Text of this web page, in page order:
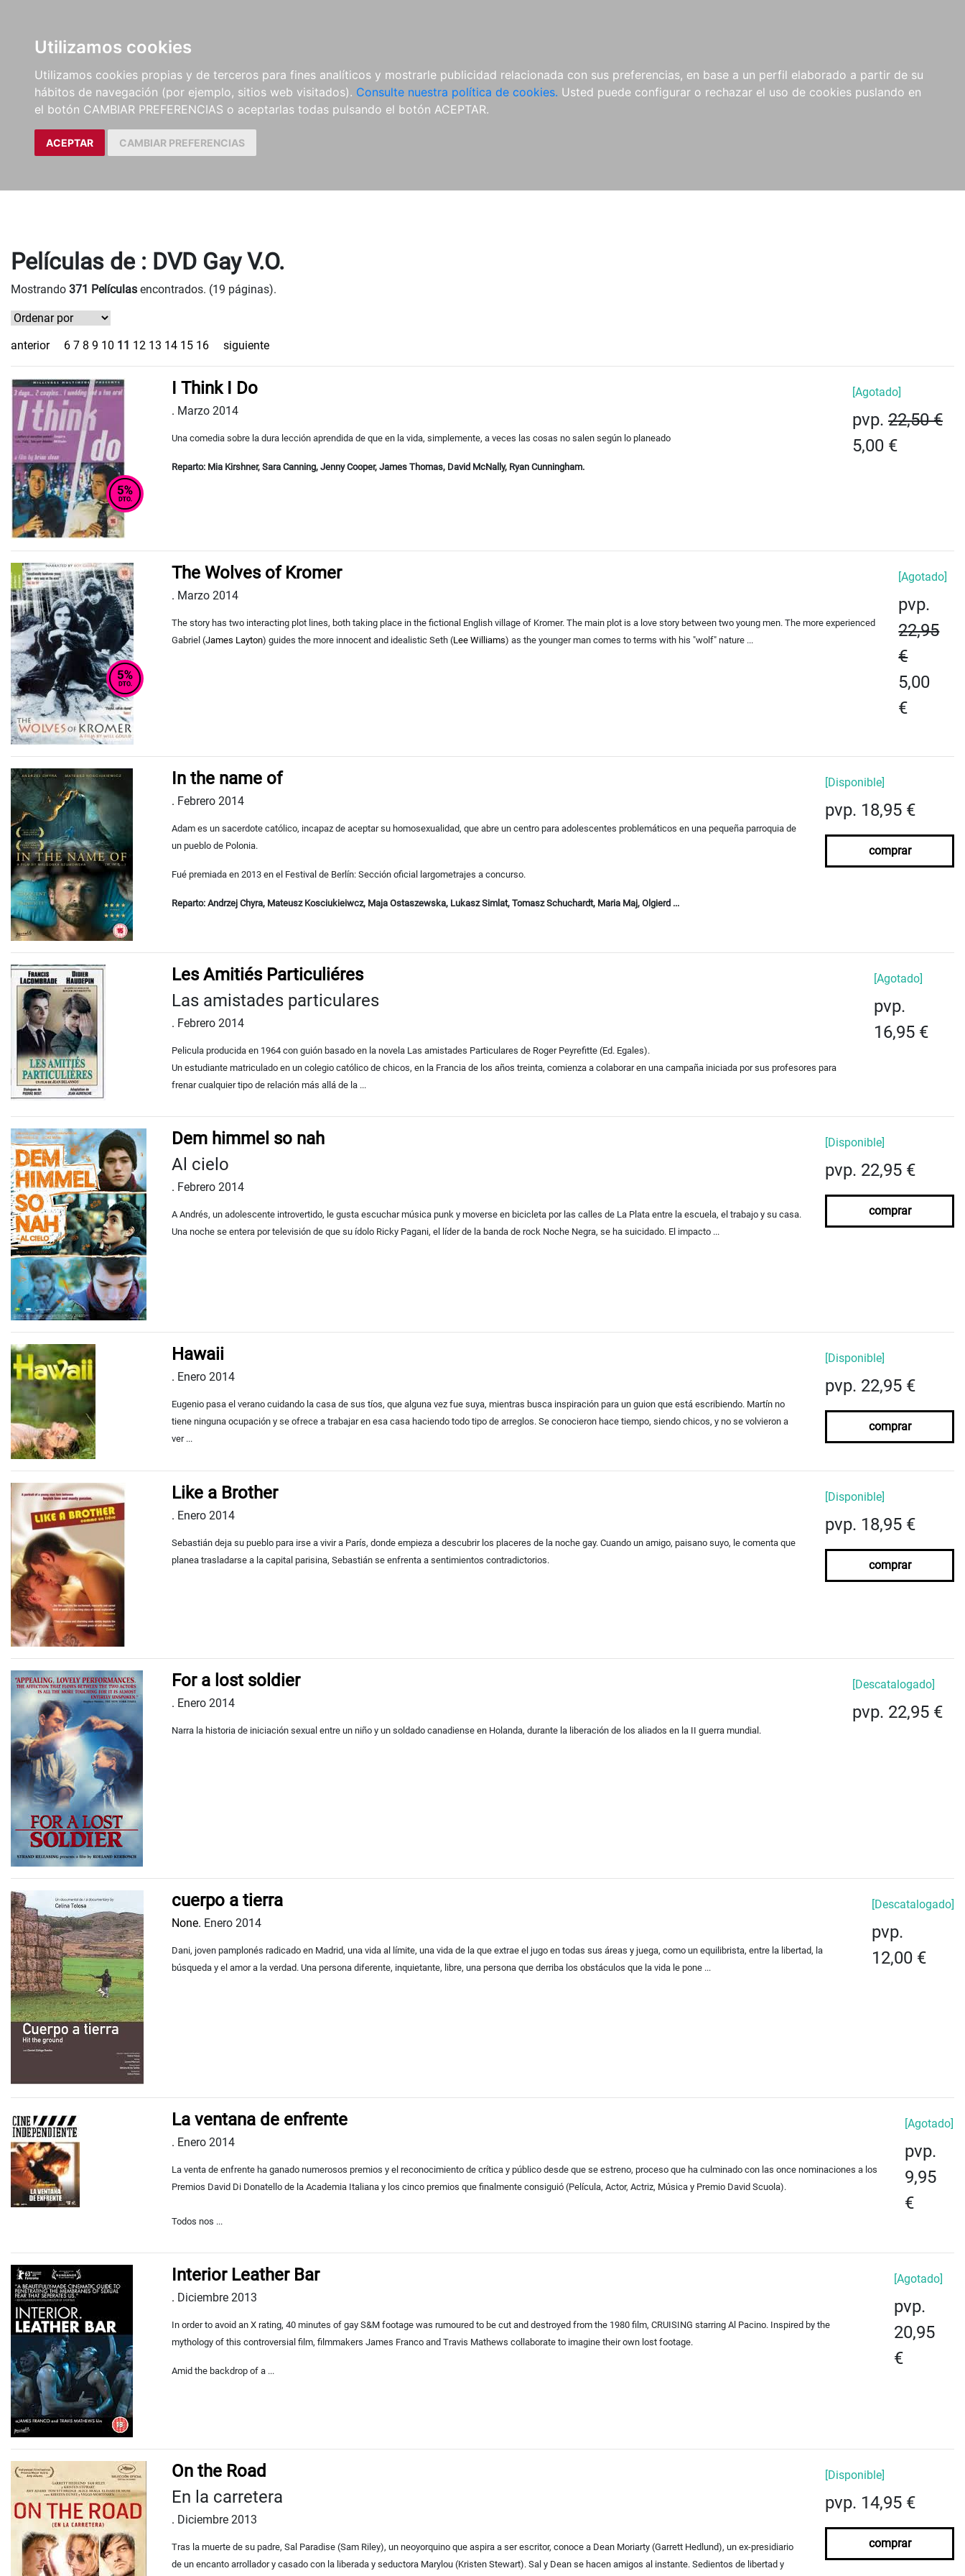
Utilizamos cookies
Utilizamos cookies propias y de terceros para fines analíticos y mostrarle publicidad relacionada con sus preferencias, en base a un perfil elaborado a partir de su
hábitos de navegación (por ejemplo, sitios web visitados). Consulte nuestra política de cookies. Usted puede configurar o rechazar el uso de cookies puslando en
el botón CAMBIAR PREFERENCIAS o aceptarlas todas pulsando el botón ACEPTAR.
ACEPTAR CAMBIAR PREFERENCIAS
Películas de : DVD Gay V.O.
Mostrando 371 Películas encontrados. (19 páginas).
anterior 6 7 8 9 10 11 12 13 14 15 16 siguiente
I Think I Do
. Marzo 2014
Una comedia sobre la dura lección aprendida de que en la vida, simplemente, a veces las cosas no salen según lo planeado
Reparto: Mia Kirshner, Sara Canning, Jenny Cooper, James Thomas, David McNally, Ryan Cunningham.
[Agotado]
pvp. 22,50 €
5,00 €
The Wolves of Kromer
. Marzo 2014
The story has two interacting plot lines, both taking place in the fictional English village of Kromer. The main plot is a love story between two young men. The more experienced
Gabriel (James Layton) guides the more innocent and idealistic Seth (Lee Williams) as the younger man comes to terms with his "wolf" nature ...
[Agotado]
pvp.
22,95
€
5,00
€
In the name of
. Febrero 2014
Adam es un sacerdote católico, incapaz de aceptar su homosexualidad, que abre un centro para adolescentes problemáticos en una pequeña parroquia de
un pueblo de Polonia.
Fué premiada en 2013 en el Festival de Berlín: Sección oficial largometrajes a concurso.
Reparto: Andrzej Chyra, Mateusz Kosciukieiwcz, Maja Ostaszewska, Lukasz Simlat, Tomasz Schuchardt, Maria Maj, Olgierd ...
[Disponible]
pvp. 18,95 €
comprar
Les Amitiés Particuliéres
Las amistades particulares
. Febrero 2014
Pelicula producida en 1964 con guión basado en la novela Las amistades Particulares de Roger Peyrefitte (Ed. Egales).
Un estudiante matriculado en un colegio católico de chicos, en la Francia de los años treinta, comienza a colaborar en una campaña iniciada por sus profesores para
frenar cualquier tipo de relación más allá de la ...
[Agotado]
pvp.
16,95 €
Dem himmel so nah
Al cielo
. Febrero 2014
A Andrés, un adolescente introvertido, le gusta escuchar música punk y moverse en bicicleta por las calles de La Plata entre la escuela, el trabajo y su casa.
Una noche se entera por televisión de que su ídolo Ricky Pagani, el líder de la banda de rock Noche Negra, se ha suicidado. El impacto ...
[Disponible]
pvp. 22,95 €
comprar
Hawaii
. Enero 2014
Eugenio pasa el verano cuidando la casa de sus tíos, que alguna vez fue suya, mientras busca inspiración para un guion que está escribiendo. Martín no
tiene ninguna ocupación y se ofrece a trabajar en esa casa haciendo todo tipo de arreglos. Se conocieron hace tiempo, siendo chicos, y no se volvieron a
ver ...
[Disponible]
pvp. 22,95 €
comprar
Like a Brother
. Enero 2014
Sebastián deja su pueblo para irse a vivir a París, donde empieza a descubrir los placeres de la noche gay. Cuando un amigo, paisano suyo, le comenta que
planea trasladarse a la capital parisina, Sebastián se enfrenta a sentimientos contradictorios.
[Disponible]
pvp. 18,95 €
comprar
For a lost soldier
. Enero 2014
Narra la historia de iniciación sexual entre un niño y un soldado canadiense en Holanda, durante la liberación de los aliados en la II guerra mundial.
[Descatalogado]
pvp. 22,95 €
cuerpo a tierra
None. Enero 2014
Dani, joven pamplonés radicado en Madrid, una vida al límite, una vida de la que extrae el jugo en todas sus áreas y juega, como un equilibrista, entre la libertad, la
búsqueda y el amor a la verdad. Una persona diferente, inquietante, libre, una persona que derriba los obstáculos que la vida le pone ...
[Descatalogado]
pvp.
12,00 €
La ventana de enfrente
. Enero 2014
La venta de enfrente ha ganado numerosos premios y el reconocimiento de crítica y público desde que se estreno, proceso que ha culminado con las once nominaciones a los
Premios David Di Donatello de la Academia Italiana y los cinco premios que finalmente consiguió (Película, Actor, Actriz, Música y Premio David Scuola).
Todos nos ...
[Agotado]
pvp.
9,95
€
Interior Leather Bar
. Diciembre 2013
In order to avoid an X rating, 40 minutes of gay S&M footage was rumoured to be cut and destroyed from the 1980 film, CRUISING starring Al Pacino. Inspired by the
mythology of this controversial film, filmmakers James Franco and Travis Mathews collaborate to imagine their own lost footage.
Amid the backdrop of a ...
[Agotado]
pvp.
20,95
€
On the Road
En la carretera
. Diciembre 2013
Tras la muerte de su padre, Sal Paradise (Sam Riley), un neoyorquino que aspira a ser escritor, conoce a Dean Moriarty (Garrett Hedlund), un ex-presidiario
de un encanto arrollador y casado con la liberada y seductora Marylou (Kristen Stewart). Sal y Dean se hacen amigos al instante. Sedientos de libertad y
[Disponible]
pvp. 14,95 €
comprar